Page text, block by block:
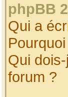
phpBB 2
Qui a
Qui
forum ?